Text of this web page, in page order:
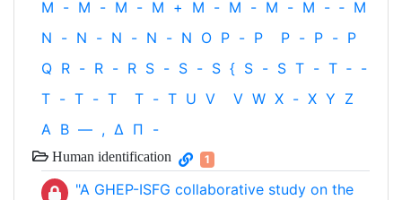
M - M - M - M + M - M - M - M - ‐ M
N - N - N - N - N O P - P P - P - P
Q R - R - R S - S - S { S - S T - T ‐ -
T - T - T T - T U V V W X - X Y Z
Α Β — , Δ Π -
Human identification 1
"A GHEP-ISFG collaborative study on the